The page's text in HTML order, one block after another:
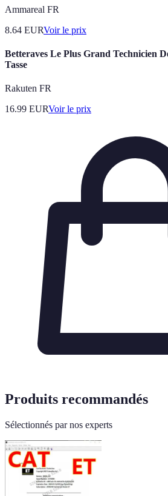
Ammareal FR
8.64 EURVoir le prix
Betteraves Le Plus Grand Technicien
Tasse
Rakuten FR
16.99 EURVoir le prix
Produits recommandés
Sélectionnés par nos experts